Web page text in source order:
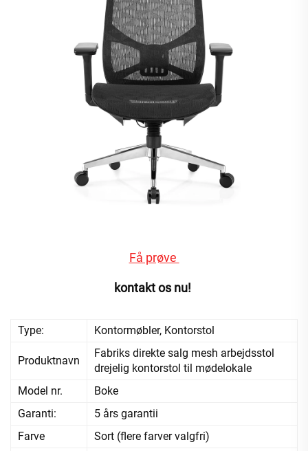
Få prøve
kontakt os nu!
Type: Kontormøbler, Kontorstol
Produktnavn
Fabriks direkte salg mesh arbejdsstol
drejelig kontorstol til mødelokale
Model nr.
Boke
Garanti:
5 års garantii
Farve
Sort (flere farver valgfri)